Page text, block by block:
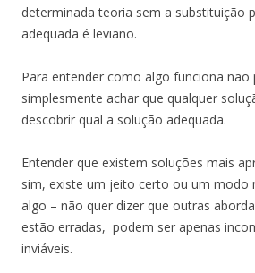
determinada teoria sem a substituição
adequada é leviano.
Para entender como algo funciona não
simplesmente achar que qualquer
descobrir qual a solução adequada.
Entender que existem soluções mais
sim, existe um jeito certo ou um modo
algo – não quer dizer que outras
estão erradas, podem ser apenas
inviáveis.